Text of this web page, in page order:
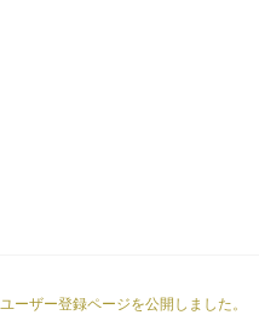
ーザー登録ページを公開しました。